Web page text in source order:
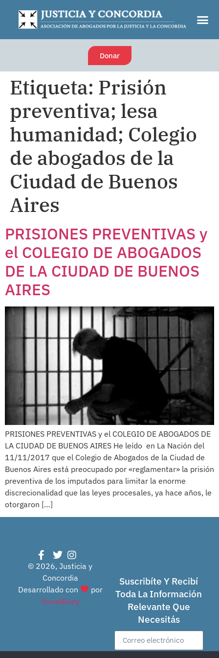
Donar
Etiqueta: Prisión
preventiva; lesa
humanidad; Colegio
de abogados de la
Ciudad de Buenos
Aires
PRISIONES PREVENTIVAS y
el COLEGIO DE ABOGADOS
DE LA CIUDAD DE BUENOS
AIRES
PRISIONES PREVENTIVAS y el COLEGIO DE ABOGADOS DE
LA CIUDAD DE BUENOS AIRES He leído en La Nación del
11/11/2017 que el Colegio de Abogados de la Ciudad de
Buenos Aires está preocupado por «reglamentar» la prisión
preventiva de los imputados para limitar la enorme
discrecionalidad que las leyes procesales, ya hace años, le
otorgaron […]
© 2026, Justicia y
Concordia
Desarrollado con
por
SocialBuey
Suscribíte Y Recibí
Toda La Información
Relevante Que
Necesitás